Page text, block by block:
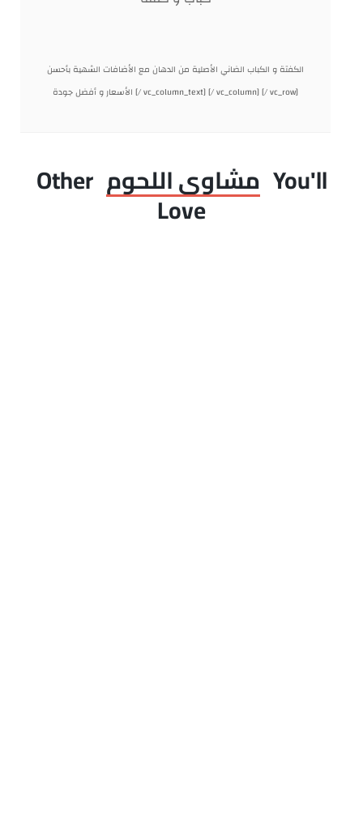
الكفتة و الكباب الضاني الأصلية من الدهان مع الأضافات الشهية بأحسن
الأسعار و أفضل جودة [/ vc_column_text] [/ vc_column] [/ vc_row]
Other مشاوى اللحوم You'll
Love